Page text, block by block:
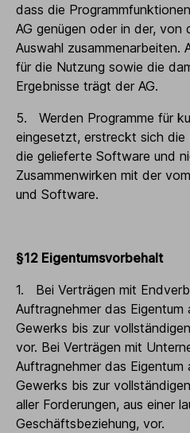
dass die
AG genügen oder in der, von
Auswahl zusammenarbeiten.
für die Nutzung sowie die
Ergebnisse trägt der AG.
5. Werden Programme für
eingesetzt, erstreckt sich die
die gelieferte Software und
Zusammenwirken mit der
und Software.
§12 Eigentumsvorbehalt
1. Bei Verträgen mit
Auftragnehmer das
Gewerks bis zur
vor. Bei Verträgen mit
Auftragnehmer das
Gewerks bis zur
aller Forderungen, aus einer
Geschäftsbeziehung, vor.